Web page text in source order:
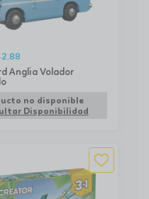
Anglia Volador
no disponible
Disponibilidad